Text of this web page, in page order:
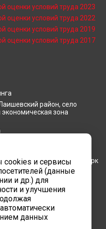
оценки условий труда 2023
оценки условий труда 2022
оценки условий труда 2019
оценки условий труда 2017
район, село
зона
переулок, 5, бизнес-парк
н Лаишевский, с/п
cookies и сервисы
(данные
и др.) для
и улучшения
данных